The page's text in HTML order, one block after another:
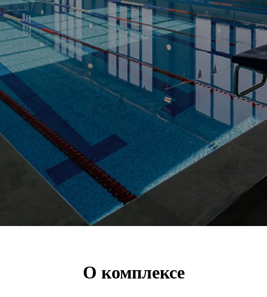
О комплексе